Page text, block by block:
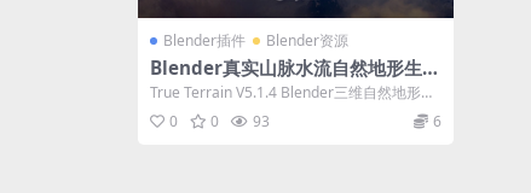
Blender插件 Blender资源
Blender真实山脉水流自然地形生成
插件+资产预设包 True Terrain 5.1.
4
True Terrain V5.1.4 Blender三维自然地形地
貌生成器插件...
0 0 93 6